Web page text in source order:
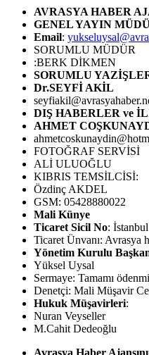
AVRASYA HABER
GENEL YAYIN
Email:
SORUMLU MÜDÜR
:BERK DİKMEN
SORUMLU
Dr.SEYFİ AKİL
DIŞ HABERLER ve
AHMET
FOTOĞRAF SERVİSİ
ALİ ULUOĞLU
KIBRIS TEMSİLCİSİ:
Özdinç AKDEL
GSM: 05428880022
Mali Künye
Ticaret Sicil No:
Ticaret Ünvanı: Avrasya
Yönetim Kurulu
Yüksel Uysal
Sermaye: Tamamı
Denetçi: Mali Müşavir
Hukuk Müşavirleri:
Nuran Veyseller
M.Cahit Dedeoğlu
Avrasya Haber